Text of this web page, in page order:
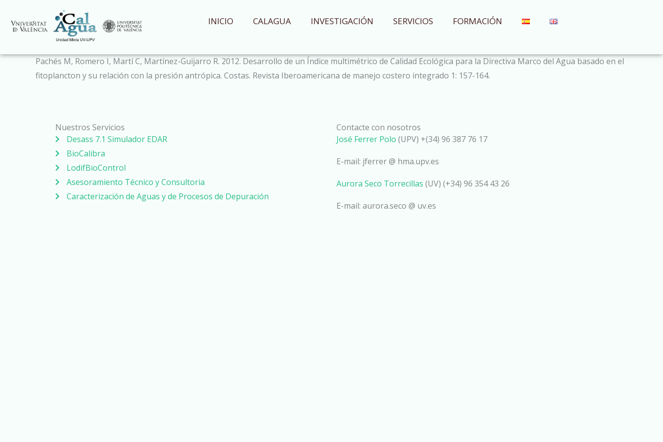
contenido
INICIO CALAGUA INVESTIGACIÓN SERVICIOS FORMACIÓN
Pachés M, Romero I, Martí C, Martínez-Guijarro R. 2012. Desarrollo de un Índice multimétrico de Calidad Ecológica para la Directiva Marco del Agua basado en el
fitoplancton y su relación con la presión antrópica. Costas. Revista Iberoamericana de manejo costero integrado 1: 157-164.
Nuestros Servicios
Desass 7.1 Simulador EDAR
BioCalibra
LodifBioControl
Asesoramiento Técnico y Consultoria
Caracterización de Aguas y de Procesos de Depuración
Contacte con nosotros
José Ferrer Polo (UPV) +(34) 96 387 76 17
E-mail: jferrer @ hma.upv.es
Aurora Seco Torrecillas (UV) (+34) 96 354 43 26
E-mail: aurora.seco @ uv.es